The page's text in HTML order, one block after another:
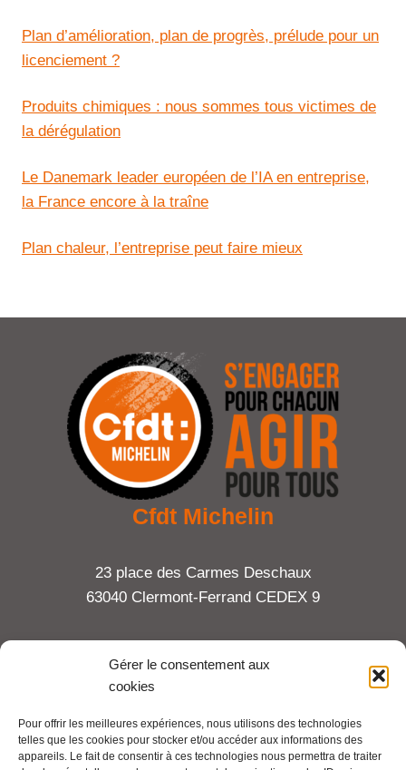
Gérer le consentement aux
cookies
Pour offrir les meilleures expériences, nous utilisons des technologies
telles que les cookies pour stocker et/ou accéder aux informations des
appareils. Le fait de consentir à ces technologies nous permettra de traiter
Plan d’amélioration, plan de progrès, prélude pour un
licenciement ?
Produits chimiques : nous sommes tous victimes de
la dérégulation
Le Danemark leader européen de l’IA en entreprise,
la France encore à la traîne
Plan chaleur, l’entreprise peut faire mieux
Cfdt Michelin
23 place des Carmes Deschaux
63040 Clermont-Ferrand CEDEX 9
Mentions légales